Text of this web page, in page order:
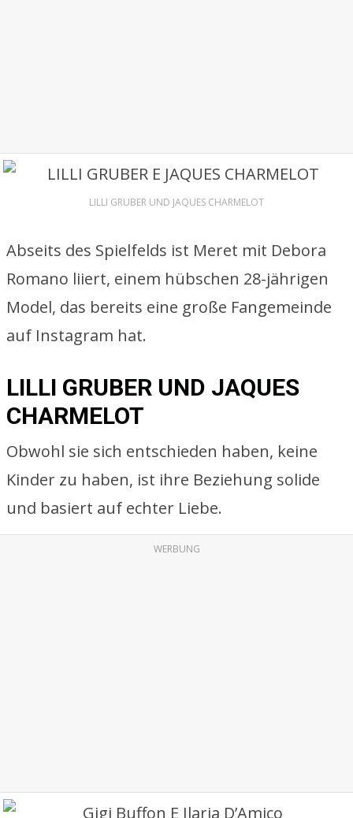
LILLI GRUBER UND JAQUES CHARMELOT
Abseits des Spielfelds ist Meret mit Debora
Romano liiert, einem hübschen 28-jährigen
Model, das bereits eine große Fangemeinde
auf Instagram hat.
LILLI GRUBER UND JAQUES
CHARMELOT
Obwohl sie sich entschieden haben, keine
Kinder zu haben, ist ihre Beziehung solide
und basiert auf echter Liebe.
WERBUNG